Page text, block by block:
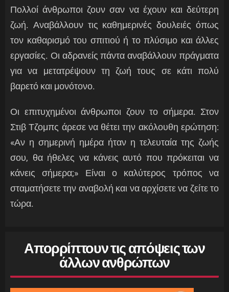
Πολλοί άνθρωποι ζουν σαν να έχουν και δεύτερη
ζωή. Αναβάλλουν τις καθημερινές δουλειές όπως
τον καθαρισμό του σπιτιού ή το πλύσιμο και άλλες
εργασίες. Οι αδρανείς πάντα αναβάλλουν πράγματα
για να μετατρέψουν τη ζωή τους σε κάτι πολύ
βαρετό και μονότονο.
Οι επιτυχημένοι άνθρωποι ζουν το σήμερα. Στον
Στιβ Τζομπς άρεσε να θέτει την ακόλουθη ερώτηση:
«Αν η σημερινή ημέρα ήταν η τελευταία της ζωής
σου, θα ήθελες να κάνεις αυτό που πρόκειται να
κάνεις σήμερα;» Είναι ο καλύτερος τρόπος να
σταματήσετε την αναβολή και να αρχίσετε να ζείτε το
τώρα.
Απορρίπτουν τις απόψεις των
άλλων ανθρώπων